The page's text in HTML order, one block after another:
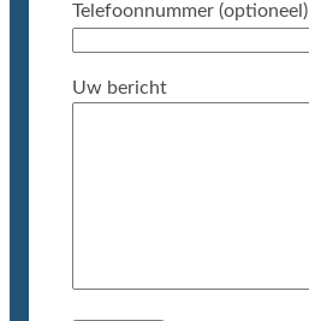
Telefoonnummer (optioneel)
Uw bericht